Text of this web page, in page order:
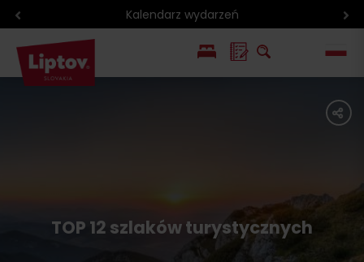
Kalendarz wydarzeń
SK
share
TOP 12 szlaków turystycznych